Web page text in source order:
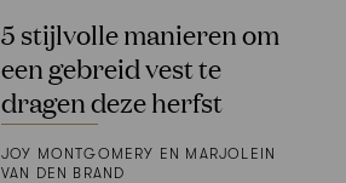
5 stijlvolle manieren om
een gebreid vest te
dragen deze herfst
JOY MONTGOMERY EN MARJOLEIN
VAN DEN BRAND